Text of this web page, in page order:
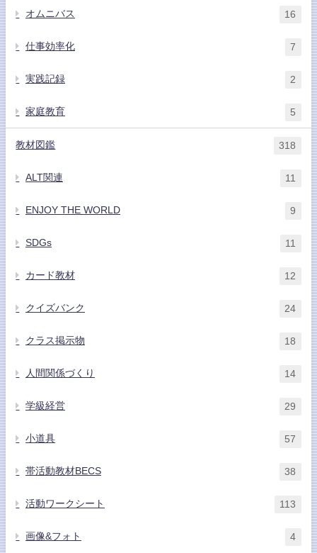
オムニバス 16
仕事効率化 7
実践記録 2
家庭教育 5
教材図鑑 318
ALT関連 11
ENJOY THE WORLD 9
SDGs 11
カード教材 12
クイズバンク 24
クラス掲示物 18
人間関係づくり 14
学級経営 29
小道具 57
帯活動教材BECS 38
活動ワークシート 113
画像&フォト 4